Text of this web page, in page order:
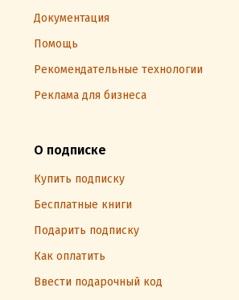
Документация
Помощь
Рекомендательные технологии
Реклама для бизнеса
О подписке
Купить подписку
Бесплатные книги
Подарить подписку
Как оплатить
Ввести подарочный код